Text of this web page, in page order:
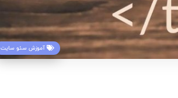
آموزش سئو سایت